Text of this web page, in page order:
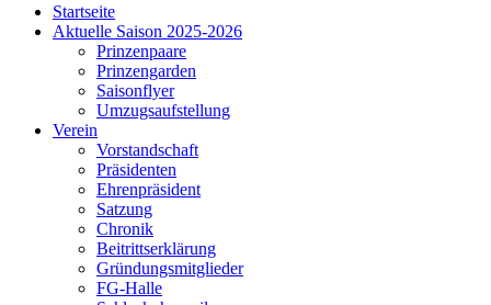
Startseite
Aktuelle Saison 2025-2026
Prinzenpaare
Prinzengarden
Saisonflyer
Umzugsaufstellung
Verein
Vorstandschaft
Präsidenten
Ehrenpräsident
Satzung
Chronik
Beitrittserklärung
Gründungsmitglieder
FG-Halle